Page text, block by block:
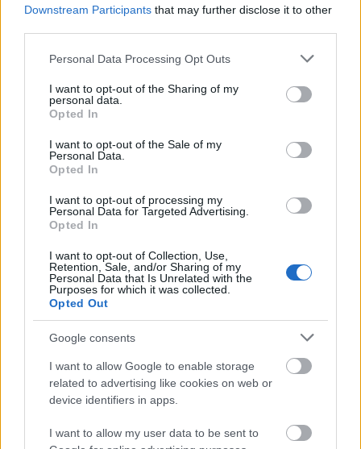
Downstream Participants that may further disclose it to other
Please note that this website/app uses one or more Google
not limited to your visit or usage behaviour. You may click to
grant or deny consent to Google and its third-party tags to
use your data for below specified purposes in below Google
consent section.
Personal Data Processing Opt Outs
I want to opt-out of the Sharing of my
personal data.
Opted In
I want to opt-out of the Sale of my
Personal Data.
Opted In
I want to opt-out of processing my
Personal Data for Targeted Advertising.
Opted In
I want to opt-out of Collection, Use,
Retention, Sale, and/or Sharing of my
Personal Data that Is Unrelated with the
Purposes for which it was collected.
Opted Out
Google consents
I want to allow Google to enable storage
related to advertising like cookies on web or
device identifiers in apps.
I want to allow my user data to be sent to
Gábor Zsazsát stroke-kal kórházba
szállították
szinhazhu•2005. július 07.
A nyolcvankilenc éves színésznõ kritikus állapotban
fekszik egy Los Angeles-i kórházban. Zsazsa
csütörtök délután Beverly Hills-i villájában
vitték. július 7. 19:44